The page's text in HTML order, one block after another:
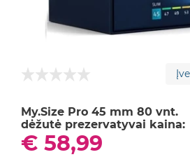
My.Size Pro 45 mm 80 vnt.
dėžutė prezervatyvai kaina:
€ 58,99